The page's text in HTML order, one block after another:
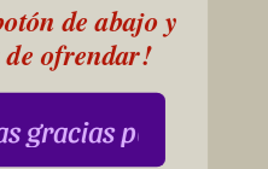
de abajo y
ofrendar!
gracias por su